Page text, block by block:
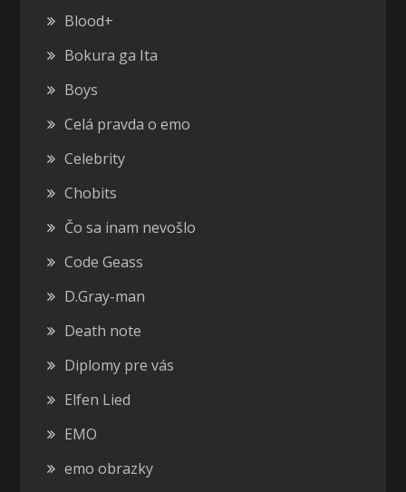
Blood+
Bokura ga Ita
Boys
Celá pravda o emo
Celebrity
Chobits
Čo sa inam nevošlo
Code Geass
D.Gray-man
Death note
Diplomy pre vás
Elfen Lied
EMO
emo obrazky